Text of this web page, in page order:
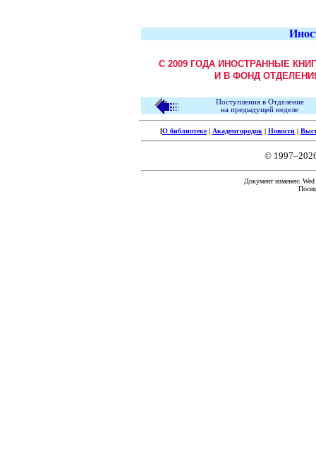
С 2009 ГОДА ИНОСТРАННЫЕ
И В ФОНД
Поступления в Отделение
на предыдущей неделе
[О библиотеке| Академгородок | Новости |
©
Документ изменен: